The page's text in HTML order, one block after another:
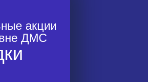
акции
вне ДМС